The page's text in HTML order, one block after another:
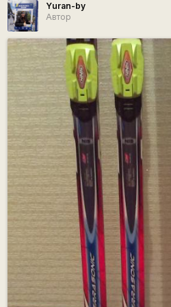
Yuran-by
Автор